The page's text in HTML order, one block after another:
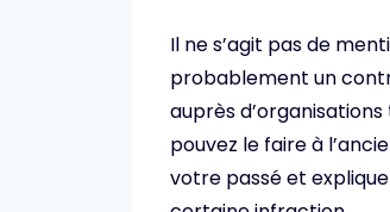
Il ne s’agit pas de
probablement un
auprès
pouvez le faire à
votre passé et